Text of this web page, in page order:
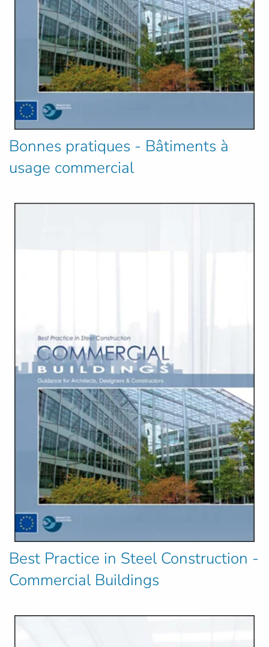
Bonnes pratiques - Bâtiments à
usage commercial
Best Practice in Steel Construction -
Commercial Buildings